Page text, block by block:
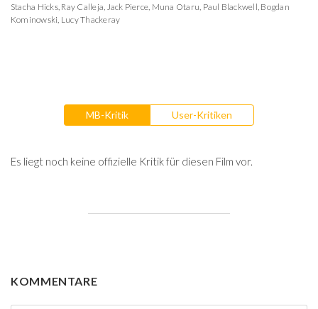
Stacha Hicks, Ray Calleja, Jack Pierce, Muna Otaru, Paul Blackwell, Bogdan
Kominowski, Lucy Thackeray
MB-Kritik User-Kritiken
Es liegt noch keine offizielle Kritik für diesen Film vor.
KOMMENTARE